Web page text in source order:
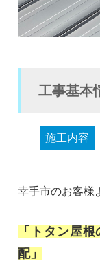
工事基本
施工内容
幸手市のお客様
「トタン屋
配」